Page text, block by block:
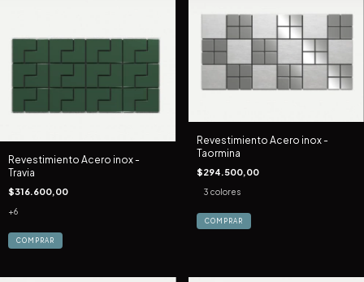
Revestimiento Acero inox -
Travia
$316.600,00
+6
COMPRAR
Revestimiento Acero inox -
Taormina
$294.500,00
3 colores
COMPRAR